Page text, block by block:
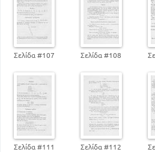
Σελίδα #107 Σελίδα #108
Σελίδα #111 Σελίδα #112